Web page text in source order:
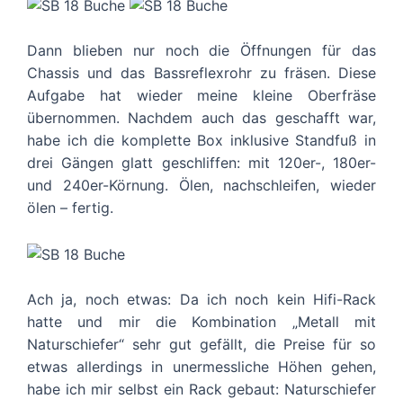
Dann blieben nur noch die Öffnungen für das
Chassis und das Bassreflexrohr zu fräsen. Diese
Aufgabe hat wieder meine kleine Oberfräse
übernommen. Nachdem auch das geschafft war,
habe ich die komplette Box inklusive Standfuß in
drei Gängen glatt geschliffen: mit 120er-, 180er-
und 240er-Körnung. Ölen, nachschleifen, wieder
ölen – fertig.
Ach ja, noch etwas: Da ich noch kein Hifi-Rack
hatte und mir die Kombination „Metall mit
Naturschiefer“ sehr gut gefällt, die Preise für so
etwas allerdings in unermessliche Höhen gehen,
habe ich mir selbst ein Rack gebaut: Naturschiefer